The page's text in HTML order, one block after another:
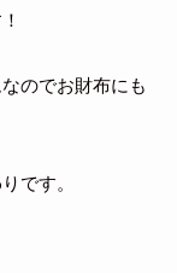
のでお財布にも
です。